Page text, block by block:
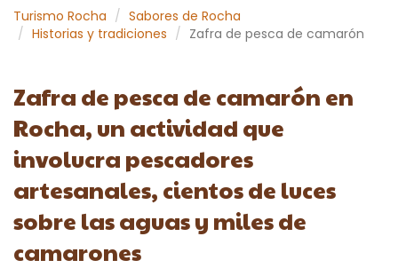
Turismo Rocha
Sabores de Rocha
Historias y tradiciones
Zafra de pesca de camarón
Zafra de pesca de camarón en
Rocha, un actividad que
involucra pescadores
artesanales, cientos de luces
sobre las aguas y miles de
camarones